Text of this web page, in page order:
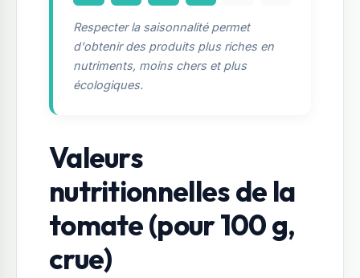
Respecter la saisonnalité permet
d'obtenir des produits plus riches en
nutriments, moins chers et plus
écologiques.
Valeurs
nutritionnelles de la
tomate (pour 100 g,
crue)